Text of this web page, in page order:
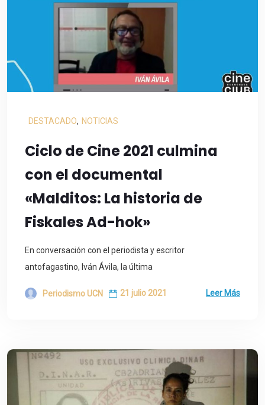
DESTACADO, NOTICIAS
Ciclo de Cine 2021 culmina
con el documental
«Malditos: La historia de
Fiskales Ad-hok»
En conversación con el periodista y escritor
antofagastino, Iván Ávila, la última
Periodismo UCN 21 julio 2021 Leer Más